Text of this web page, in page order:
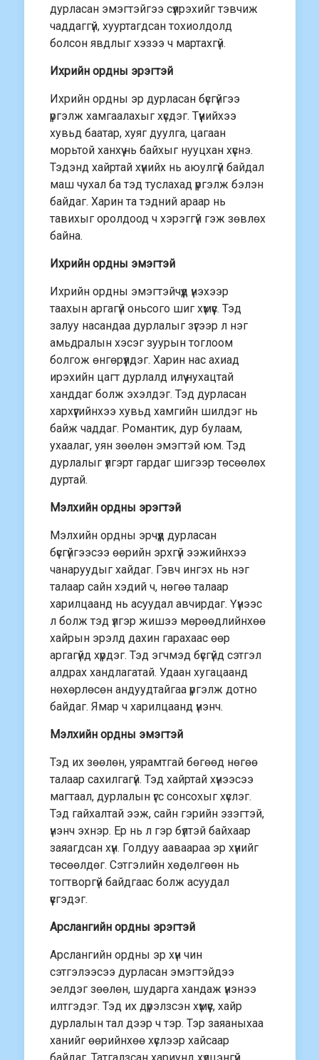
дурласан эмэгтэйгээ сүүлрэхийг тэвчиж
чаддаггүй, хууртагдсан тохиолдолд
болсон явдлыг хэзээ ч мартахгүй.
Ихрийн ордны эрэгтэй
Ихрийн ордны эр дурласан бүсгүйгээ
үргэлж хамгаалахыг хүсдэг. Түүнийхээ
хувьд баатар, хуяг дуулга, цагаан
морьтой ханхүү нь байхыг нууцхан хүснэ.
Тэдэнд хайртай хүнийх нь аюулгүй байдал
маш чухал ба тэд туслахад үргэлж бэлэн
байдаг. Харин та тэдний араар нь
тавихыг оролдоод ч хэрэггүй гэж зөвлөх
байна.
Ихрийн ордны эмэгтэй
Ихрийн ордны эмэгтэйчүүд үнэхээр
таахын аргагүй оньсого шиг хүмүүс. Тэд
залуу насандаа дурлалыг зүгээр л нэг
амьдралын хэсэг зуурын тоглоом
болгож өнгөрүүлдэг. Харин нас ахиад
ирэхийн цагт дурлалд илүү нухацтай
ханддаг болж эхэлдэг. Тэд дурласан
хархүүгийнхээ хувьд хамгийн шилдэг нь
байж чаддаг. Романтик, дур булаам,
ухаалаг, уян зөөлөн эмэгтэй юм. Тэд
дурлалыг үлгэрт гардаг шигээр төсөөлөх
дуртай.
Мэлхийн ордны эрэгтэй
Мэлхийн ордны эрчүүд дурласан
бүсгүйгээсээ өөрийн эрхгүй ээжийнхээ
чанаруудыг хайдаг. Гэвч ингэх нь нэг
талаар сайн хэдий ч, нөгөө талаар
харилцаанд нь асуудал авчирдаг. Үүнээс
л болж тэд үлгэр жишээ мөрөөдлийнхөө
хайрын эрэлд дахин гарахаас өөр
аргагүйд хүрдэг. Тэд эгчмэд бүсгүйд сэтгэл
алдрах хандлагатай. Удаан хугацаанд
нөхөрлөсөн андуудтайгаа үргэлж дотно
байдаг. Ямар ч харилцаанд үнэнч.
Мэлхийн ордны эмэгтэй
Тэд их зөөлөн, уярамтгай бөгөөд нөгөө
талаар сахилгагүй. Тэд хайртай хүнээсээ
магтаал, дурлалын үгс сонсохыг хүслэг.
Тэд гайхалтай ээж, сайн гэрийн эзэгтэй,
үнэнч эхнэр. Ер нь л гэр бүлтэй байхаар
заяагдсан хүн. Голдуу ааваараа эр хүнийг
төсөөлдөг. Сэтгэлийн хөдөлгөөн нь
тогтворгүй байдгаас болж асуудал
үүсгэдэг.
Арслангийн ордны эрэгтэй
Арслангийн ордны эр хүн чин
сэтгэлээсээ дурласан эмэгтэйдээ
эелдэг зөөлөн, шударга хандаж үнэнээ
илтгэдэг. Тэд их дүрэлзсэн хүмүүс, хайр
дурлалын тал дээр ч тэр. Тэр заяаныхаа
ханийг өөрийнхөө хүслээр хайсаар